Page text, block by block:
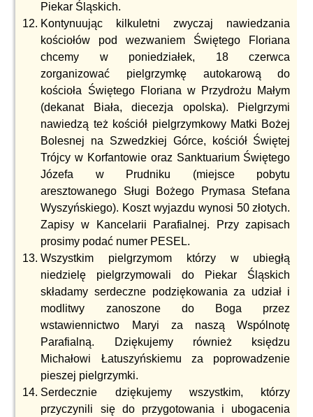
Piekar Śląskich.
Kontynuując kilkuletni zwyczaj nawiedzania
kościołów pod wezwaniem Świętego Floriana
chcemy w poniedziałek, 18 czerwca
zorganizować pielgrzymkę autokarową do
kościoła Świętego Floriana w Przydrożu Małym
(dekanat Biała, diecezja opolska). Pielgrzymi
nawiedzą też kościół pielgrzymkowy Matki Bożej
Bolesnej na Szwedzkiej Górce, kościół Świętej
Trójcy w Korfantowie oraz Sanktuarium Świętego
Józefa w Prudniku (miejsce pobytu
aresztowanego Sługi Bożego Prymasa Stefana
Wyszyńskiego). Koszt wyjazdu wynosi 50 złotych.
Zapisy w Kancelarii Parafialnej. Przy zapisach
prosimy podać numer PESEL.
Wszystkim pielgrzymom którzy w ubiegłą
niedzielę pielgrzymowali do Piekar Śląskich
składamy serdeczne podziękowania za udział i
modlitwy zanoszone do Boga przez
wstawiennictwo Maryi za naszą Wspólnotę
Parafialną. Dziękujemy również księdzu
Michałowi Łatuszyńskiemu za poprowadzenie
pieszej pielgrzymki.
Serdecznie dziękujemy wszystkim, którzy
przyczynili się do przygotowania i ubogacenia